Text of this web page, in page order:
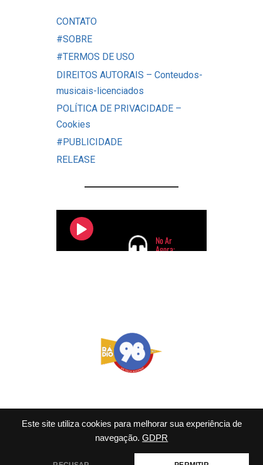
Este site utiliza cookies para melhorar sua experiência de
navegação. GDPR
CONTATO
#SOBRE
#TERMOS DE USO
DIREITOS AUTORAIS – Conteudos-
musicais-licenciados
POLÍTICA DE PRIVACIDADE –
Cookies
#PUBLICIDADE
RELEASE